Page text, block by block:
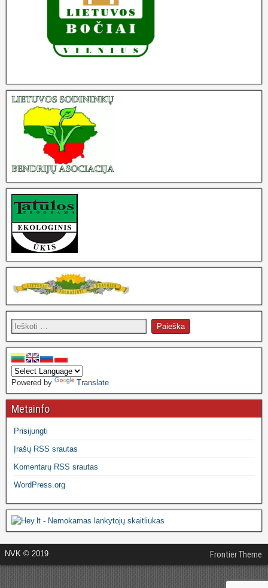
Powered by Translate
Metainfo
Prisijungti
Įrašų RSS srautas
Komentarų RSS srautas
WordPress.org
NVK © 2019 Frontier Theme